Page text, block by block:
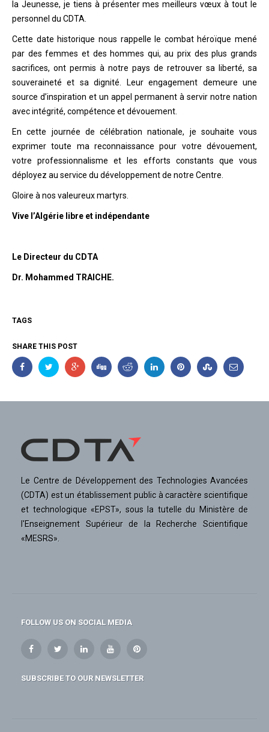
la Jeunesse, je tiens à présenter mes meilleurs vœux à tout le
personnel du CDTA.
Cette date historique nous rappelle le combat héroïque mené
par des femmes et des hommes qui, au prix des plus grands
sacrifices, ont permis à notre pays de retrouver sa liberté, sa
souveraineté et sa dignité. Leur engagement demeure une
source d’inspiration et un appel permanent à servir notre nation
avec intégrité, compétence et dévouement.
En cette journée de célébration nationale, je souhaite vous
exprimer toute ma reconnaissance pour votre dévouement,
votre professionnalisme et les efforts constants que vous
déployez au service du développement de notre Centre.
Gloire à nos valeureux martyrs.
Vive l’Algérie libre et indépendante
Le Directeur du CDTA
Dr. Mohammed TRAICHE.
TAGS
SHARE THIS POST
Le Centre de Développement des Technologies Avancées
(CDTA) est un établissement public à caractère scientifique
et technologique «EPST», sous la tutelle du Ministère de
l'Enseignement Supérieur de la Recherche Scientifique
«MESRS».
FOLLOW US ON SOCIAL MEDIA
SUBSCRIBE TO OUR NEWSLETTER